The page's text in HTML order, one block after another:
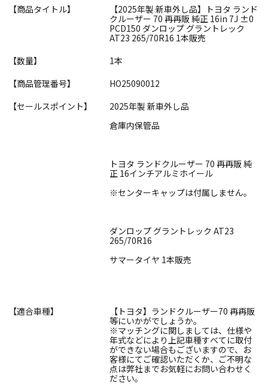
【商品タイトル】
【2025年製 新車外し品】トヨタ ランド
クルーザー 70 再再販 純正 16in 7J ±0
PCD150 ダンロップ グラントレック
AT23 265/70R16 1本販売
【数量】
1本
【商品管理番号】
HO25090012
【セールスポイント】
2025年製 新車外し品
倉庫内保管品
トヨタ ランドクルーザー 70 再再販 純
正 16インチアルミホイール
※センターキャップは付属しません。
ダンロップ グラントレック AT23
265/70R16
サマータイヤ 1本販売
【適合車種】
【トヨタ】ランドクルーザー70 再再販
等にいかがでしょうか。
※マッチングに関しましては、仕様や
年式などにより上記車種すべてに取付
ができない場合もございますので、お
客様にてご確認いただくか、ご不明な
点は弊社までお気軽にお問い合わせく
ださい。